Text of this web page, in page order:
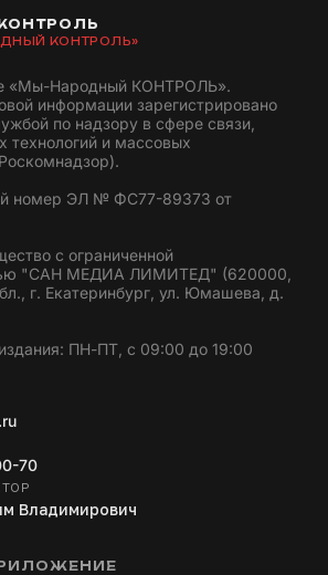
КОНТРОЛЬ»
«Мы-Народный КОНТРОЛЬ».
информации зарегистрировано
по надзору в сфере связи,
технологий и массовых
номер ЭЛ № ФС77-89373 от
с ограниченной
"САН МЕДИА ЛИМИТЕД" (620000,
г. Екатеринбург, ул. Юмашева, д.
ПН-ПТ, с 09:00 до 19:00
70
Владимирович